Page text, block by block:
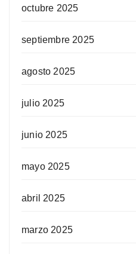
octubre 2025
septiembre 2025
agosto 2025
julio 2025
junio 2025
mayo 2025
abril 2025
marzo 2025